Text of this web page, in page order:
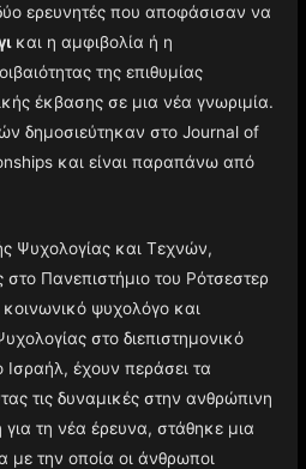
ερευνητές που αποφάσισαν να
και η αμφιβολία ή η
της επιθυμίας
έκβασης σε μια νέα γνωριμία.
δημοσιεύτηκαν στο Journal of
και είναι παραπάνω από
Ψυχολογίας και Τεχνών,
Πανεπιστήμιο του Ρότσεστερ
ψυχολόγο και
στο διεπιστημονικό
έχουν περάσει τα
τις δυναμικές στην ανθρώπινη
τη νέα έρευνα, στάθηκε μια
την οποία οι άνθρωποι